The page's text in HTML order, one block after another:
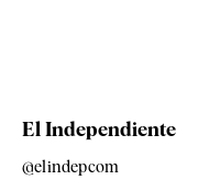
El Independiente
@elindepcom